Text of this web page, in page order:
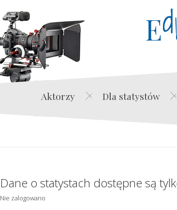
Aktorzy Dla statystów
Dane o statystach dostępne są
Nie zalogowano